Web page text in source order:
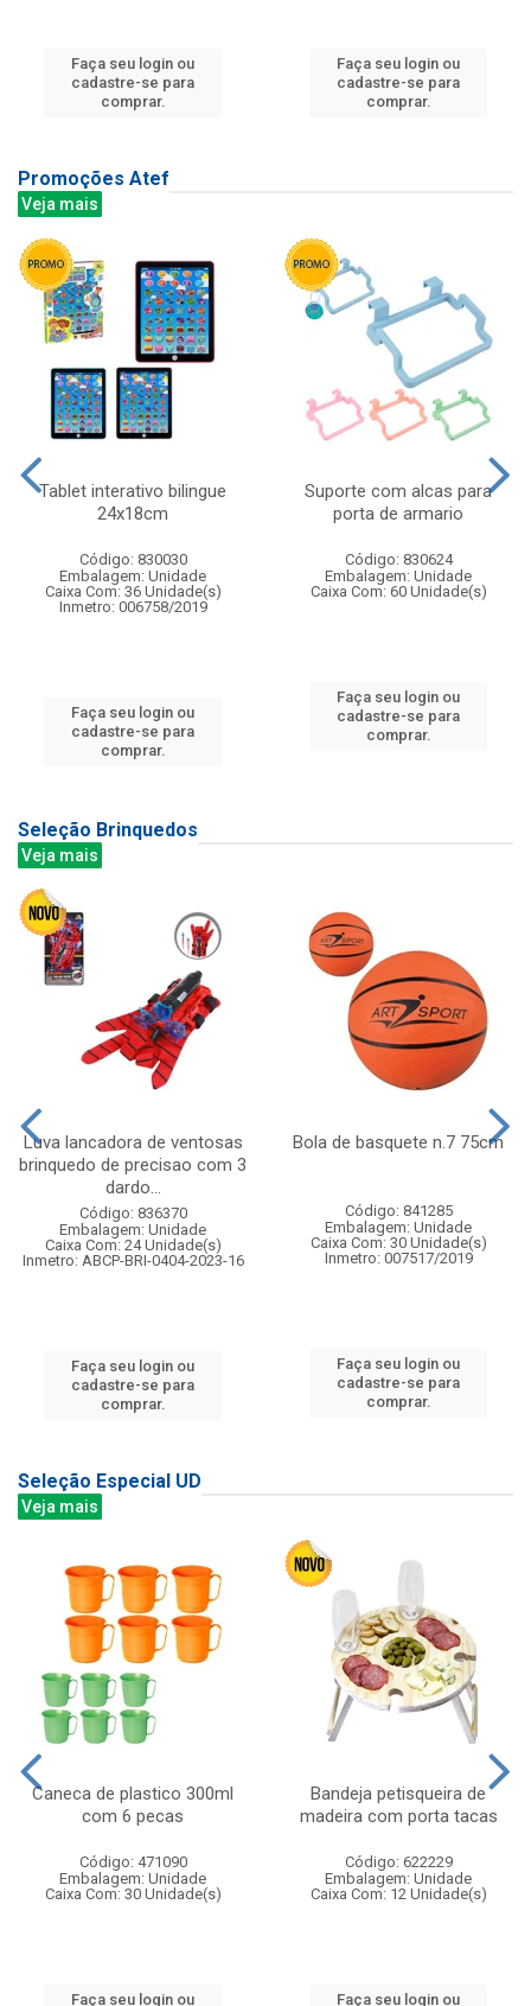
Faça seu login ou
cadastre-se para
comprar.
Faça seu login ou
cadastre-se para
comprar.
Promoções Atef
Veja mais
Tablet interativo bilingue
24x18cm
Código: 830030
Embalagem: Unidade
Caixa Com: 36 Unidade(s)
Inmetro: 006758/2019
Faça seu login ou
cadastre-se para
comprar.
Suporte com alcas para
porta de armario
Código: 830624
Embalagem: Unidade
Caixa Com: 60 Unidade(s)
Faça seu login ou
cadastre-se para
comprar.
Seleção Brinquedos
Veja mais
Luva lancadora de ventosas
brinquedo de precisao com 3
dardo...
Código: 836370
Embalagem: Unidade
Caixa Com: 24 Unidade(s)
Inmetro: ABCP-BRI-0404-2023-16
Faça seu login ou
cadastre-se para
comprar.
Bola de basquete n.7 75cm
Código: 841285
Embalagem: Unidade
Caixa Com: 30 Unidade(s)
Inmetro: 007517/2019
Faça seu login ou
cadastre-se para
comprar.
Seleção Especial UD
Veja mais
Caneca de plastico 300ml
com 6 pecas
Código: 471090
Embalagem: Unidade
Caixa Com: 30 Unidade(s)
Faça seu login ou
Bandeja petisqueira de
madeira com porta tacas
Código: 622229
Embalagem: Unidade
Caixa Com: 12 Unidade(s)
Faça seu login ou